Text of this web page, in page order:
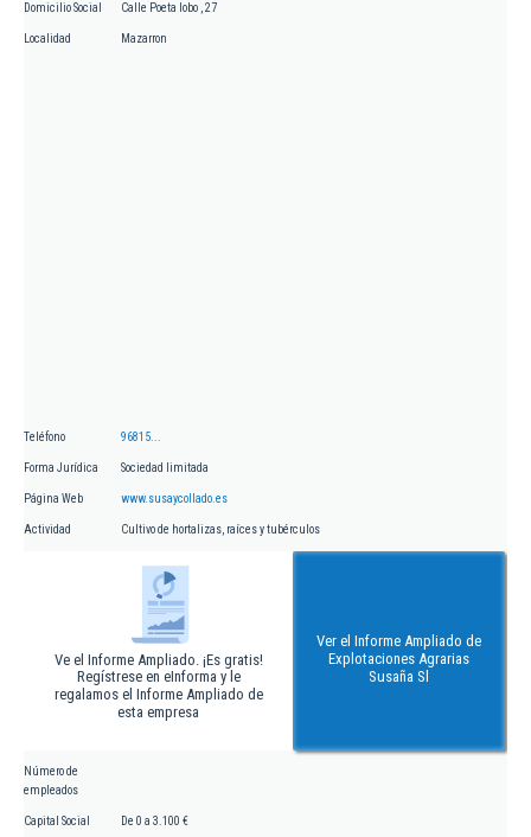
Domicilio Social Calle Poeta lobo , 27
Localidad Mazarron
Teléfono 96815...
Forma Jurídica Sociedad limitada
Página Web www.susaycollado.es
Actividad Cultivo de hortalizas, raíces y tubérculos
Ve el Informe Ampliado. ¡Es gratis!
Regístrese en eInforma y le
regalamos el Informe Ampliado de
esta empresa
Ver el Informe Ampliado de
Explotaciones Agrarias
Susaña Sl
Número de
empleados
Capital Social De 0 a 3.100 €